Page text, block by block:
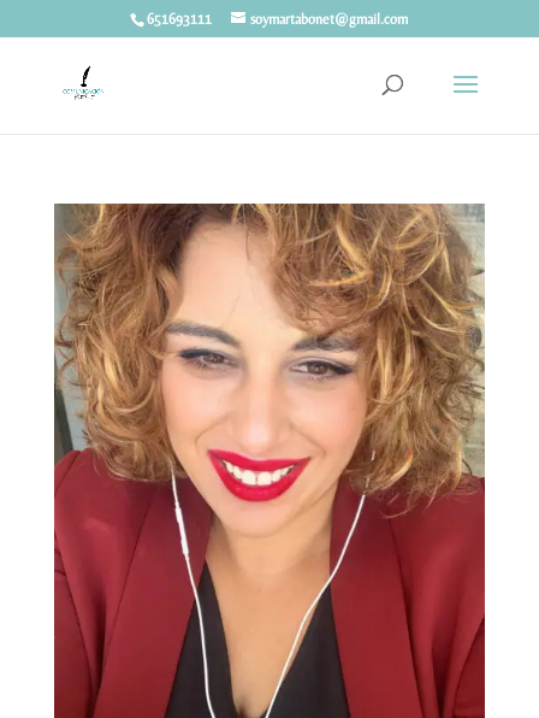
651693111 soymartabonet@gmail.com